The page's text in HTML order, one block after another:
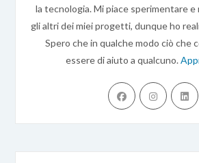
la tecnologia. Mi piace sperimentare
gli altri dei miei progetti, dunque ho
Spero che in qualche modo ciò che
essere di aiuto a qualcuno.
Opens
in
Opens
in